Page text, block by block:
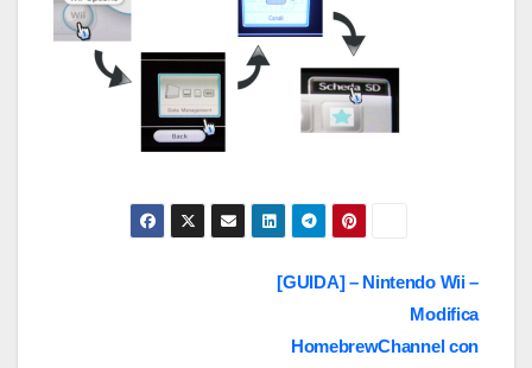
[GUIDA] – Nintendo Wii –
Modifica
HomebrewChannel con